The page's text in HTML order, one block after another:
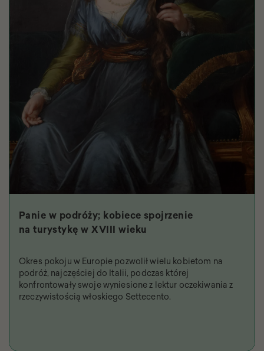
Panie w podróży; kobiece spojrzenie
na turystykę w XVIII wieku
Okres pokoju w Europie pozwolił wielu kobietom na
podróż, najczęściej do Italii, podczas której
konfrontowały swoje wyniesione z lektur oczekiwania z
rzeczywistością włoskiego Settecento.